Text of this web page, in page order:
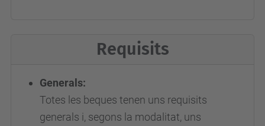
Requisits
Generals:
Totes les beques tenen uns requisits
generals i, segons la modalitat, uns